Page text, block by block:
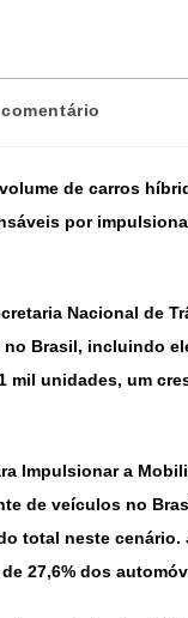
de carros
por
Nacional de
no Brasil, incluindo
unidades, um
Impulsionar a
de veículos no
total neste
27,6% dos